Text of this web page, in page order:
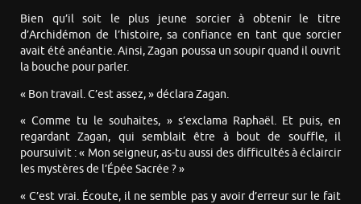
Bien qu’il soit le plus jeune sorcier à obtenir le titre
d’Archidémon de l’histoire, sa confiance en tant que sorcier
avait été anéantie. Ainsi, Zagan poussa un soupir quand il ouvrit
la bouche pour parler.
« Bon travail. C’est assez, » déclara Zagan.
« Comme tu le souhaites, » s’exclama Raphaël. Et puis, en
regardant Zagan, qui semblait être à bout de souffle, il
poursuivit : « Mon seigneur, as-tu aussi des difficultés à éclaircir
les mystères de l’Épée Sacrée ? »
« C’est vrai. Écoute, il ne semble pas y avoir d’erreur sur le fait